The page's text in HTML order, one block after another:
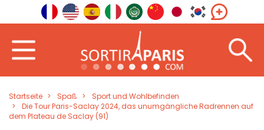
Startseite Spaß
Sport und Wohlbefinden
Die Tour Paris-Saclay 2024, das unumgängliche Radrennen auf
dem Plateau de Saclay (91)